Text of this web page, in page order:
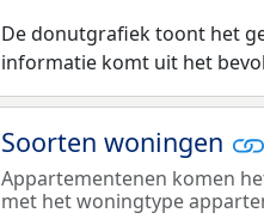
De donutgrafiek toont het
informatie komt uit het
Soorten woningen
Appartementenen komen
met het woningtype